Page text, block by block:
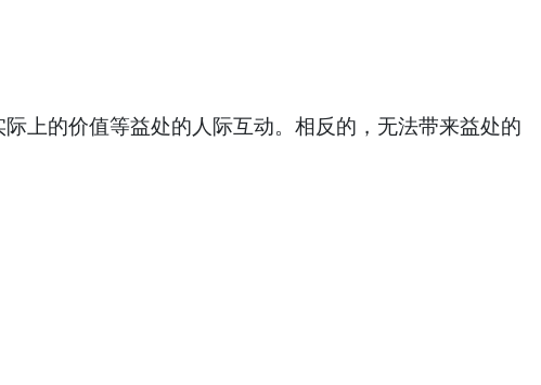
的价值等益处的人际互动。相反的，无法带来益处的